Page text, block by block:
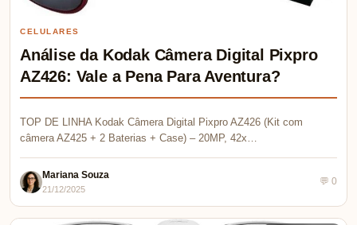
CELULARES
Análise da Kodak Câmera Digital Pixpro
AZ426: Vale a Pena Para Aventura?
TOP DE LINHA Kodak Câmera Digital Pixpro AZ426 (Kit com
câmera AZ425 + 2 Baterias + Case) – 20MP, 42x…
Mariana Souza
21/12/2025
💬 0